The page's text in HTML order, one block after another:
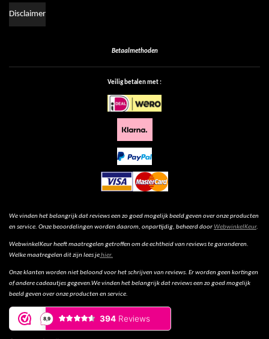
Disclaimer
Betaalmethoden
Veilig betalen met :
We vinden het belangrijk dat reviews een zo goed mogelijk beeld geven over onze producten
en service. Onze beoordelingen worden daarom, onpartijdig, beheerd doorWebwinkelKeur.
WebwinkelKeur heeft maatregelen getroffen om de echtheid van reviews te garanderen.
Welke maatregelen dit zijn lees jehier.
Onze klanten worden niet beloond voor het schrijven van reviews. Er worden geen kortingen
of andere cadeautjes gegeven.We vinden het belangrijk dat reviews een zo goed mogelijk
beeld geven over onze producten en service.